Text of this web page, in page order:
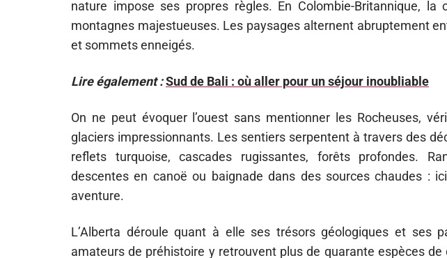
nature impose ses propres règles. En Colombie-Britannique,
montagnes majestueuses. Les paysages alternent abruptement
et sommets enneigés.
Lire également :Sud de Bali : où aller pour un séjour inoubliable
On ne peut évoquer l’ouest sans mentionner les Rocheuses,
glaciers impressionnants. Les sentiers serpentent à travers des
reflets turquoise, cascades rugissantes, forêts profondes.
descentes en canoë ou baignade dans des sources chaudes :
aventure.
L’Alberta déroule quant à elle ses trésors géologiques et ses
amateurs de préhistoire y retrouvent plus de quarante espèces